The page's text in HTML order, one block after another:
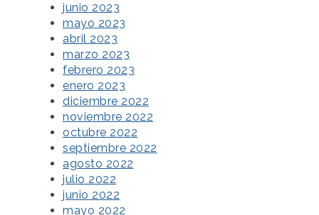
junio 2023
mayo 2023
abril 2023
marzo 2023
febrero 2023
enero 2023
diciembre 2022
noviembre 2022
octubre 2022
septiembre 2022
agosto 2022
julio 2022
junio 2022
mayo 2022